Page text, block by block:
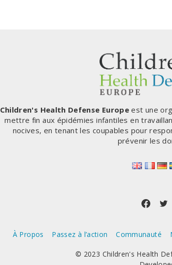
Children's Health Defense Europe est une
mettre fin aux épidémies infantiles en
nocives, en tenant les coupables pour
prévenir les
À Propos Passez à l’action Communauté
© 2023 Children's Health